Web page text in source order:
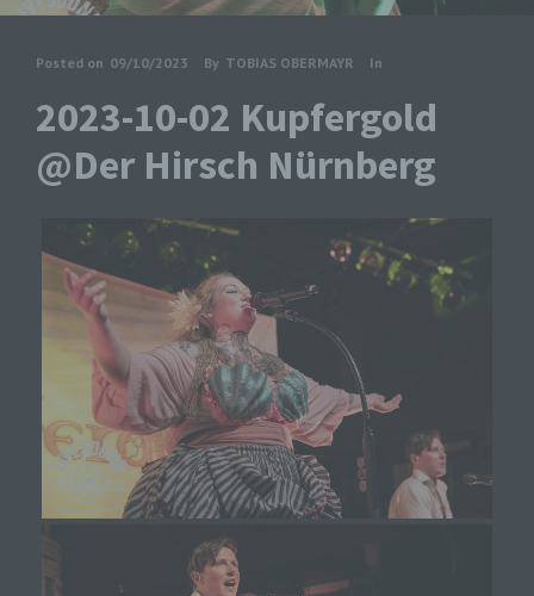
Posted on 09/10/2023 By TOBIAS OBERMAYR In
2023-10-02 Kupfergold
@Der Hirsch Nürnberg